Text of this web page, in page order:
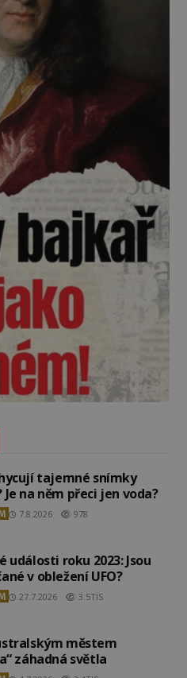
tajemné snímky
Je na něm přeci jen voda?
7.8.2026 978
události roku 2023: Jsou
v obležení UFO?
27.7.2026 3.5TIS
městem
záhadná světla